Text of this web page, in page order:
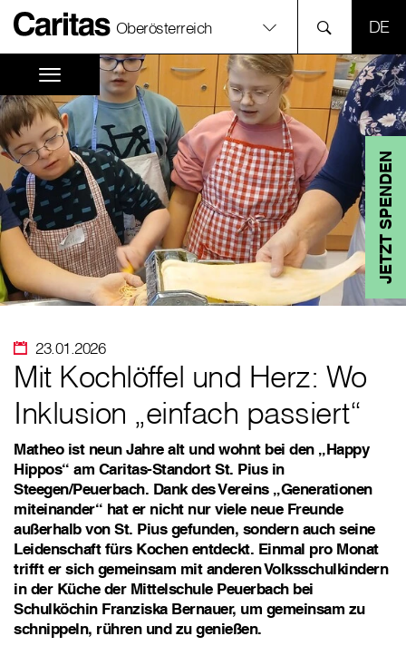
Oberösterreich
JETZT SPENDEN
23.01.2026
Mit Kochlöffel und Herz: Wo
Inklusion „einfach passiert“
Matheo ist neun Jahre alt und wohnt bei den „Happy
Hippos“ am Caritas-Standort St. Pius in
Steegen/Peuerbach. Dank des Vereins „Generationen
miteinander“ hat er nicht nur viele neue Freunde
außerhalb von St. Pius gefunden, sondern auch seine
Leidenschaft fürs Kochen entdeckt. Einmal pro Monat
trifft er sich gemeinsam mit anderen Volksschulkindern
in der Küche der Mittelschule Peuerbach bei
Schulköchin Franziska Bernauer, um gemeinsam zu
schnippeln, rühren und zu genießen.